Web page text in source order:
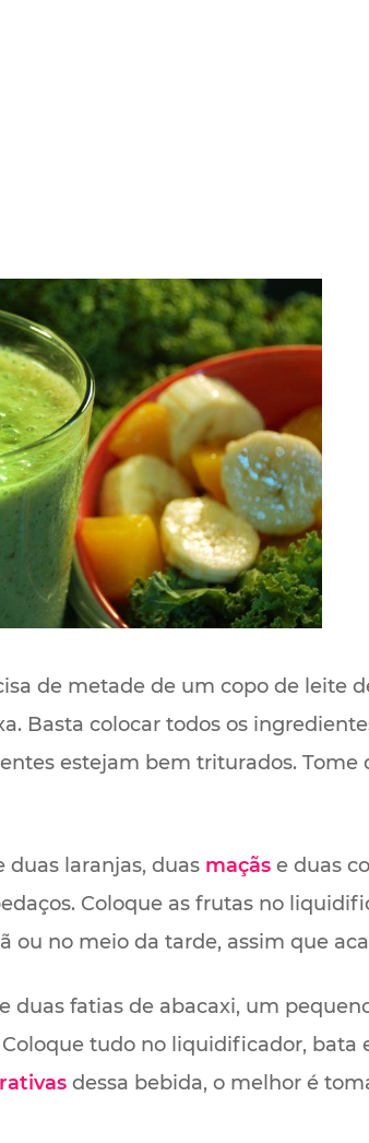
de metade de um copo de leite
Basta colocar todos os
estejam bem triturados.
duas laranjas, duas maçãs e duas
Coloque as frutas no
no meio da tarde, assim que
duas fatias de abacaxi, um
tudo no liquidificador, bata
dessa bebida, o melhor é